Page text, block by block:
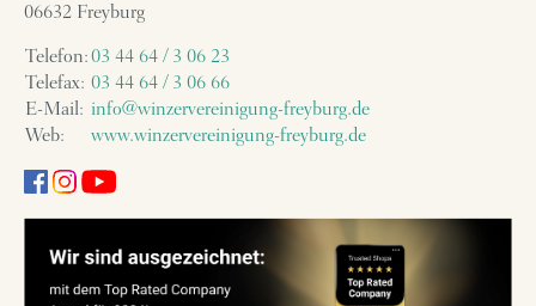
06632 Freyburg
Telefon:03 44 64 / 3 06 23
Telefax: 03 44 64 / 3 06 66
E-Mail: info@winzervereinigung-freyburg.de
Web:
www.winzervereinigung-freyburg.de